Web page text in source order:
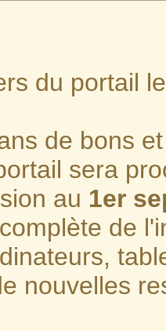
du portail
de bons
sera
au 1er
de
nouvelles